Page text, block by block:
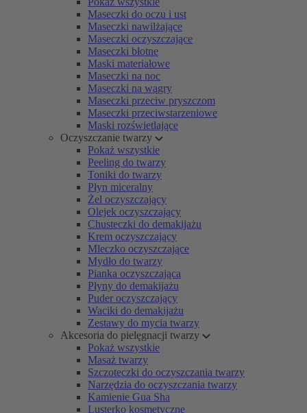
Maseczki do oczu i ust
Maseczki nawilżające
Maseczki oczyszczające
Maseczki błotne
Maski materiałowe
Maseczki na noc
Maseczki na wągry
Maseczki przeciw pryszczom
Maseczki przeciwstarzeniowe
Maski rozświetlające
Oczyszczanie twarzy
Pokaż wszystkie
Peeling do twarzy
Toniki do twarzy
Płyn miceralny
Żel oczyszczający
Olejek oczyszczający
Chusteczki do demakijażu
Krem oczyszczający
Mleczko oczyszczające
Mydło do twarzy
Pianka oczyszczająca
Płyny do demakijażu
Puder oczyszczający
Waciki do demakijażu
Zestawy do mycia twarzy
Akcesoria do pielęgnacji twarzy
Pokaż wszystkie
Masaż twarzy
Szczoteczki do oczyszczania twarzy
Narzędzia do oczyszczania twarzy
Kamienie Gua Sha
Lusterko kosmetyczne